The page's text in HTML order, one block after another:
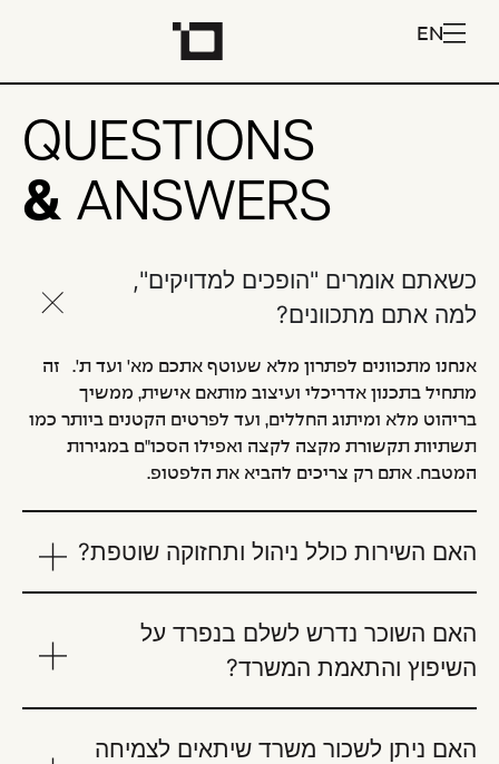
EN
QUESTIONS
ANSWERS
&
כשאתם אומרים "הופכים למדויקים",
למה אתם מתכוונים?
אנחנו מתכוונים לפתרון מלא שעוטף אתכם מא' ועד ת'. זה
מתחיל בתכנון אדריכלי ועיצוב מותאם אישית, ממשיך
בריהוט מלא ומיתוג החללים, ועד לפרטים הקטנים ביותר כמו
תשתיות תקשורת מקצה לקצה ואפילו הסכו"ם במגירות
המטבח. אתם רק צריכים להביא את הלפטופ.
האם השירות כולל ניהול ותחזוקה שוטפת?
האם השוכר נדרש לשלם בנפרד על
השיפוץ והתאמת המשרד?
האם ניתן לשכור משרד שיתאים לצמיחה